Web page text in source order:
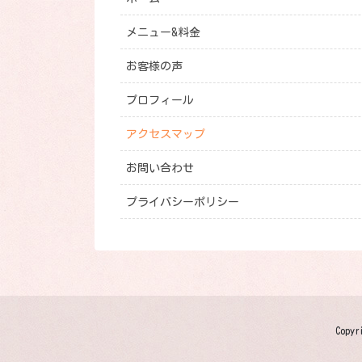
メニュー&料金
お客様の声
プロフィール
アクセスマップ
お問い合わせ
プライバシーポリシー